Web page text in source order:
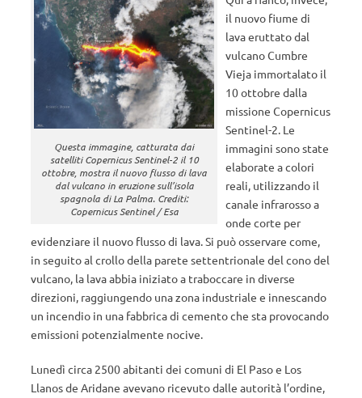
Questa immagine, catturata dai
satelliti Copernicus Sentinel-2 il 10
ottobre, mostra il nuovo flusso di lava
dal vulcano in eruzione sull’isola
spagnola di La Palma. Crediti:
Copernicus Sentinel / Esa
il nuovo fiume di
lava eruttato dal
vulcano Cumbre
Vieja immortalato il
10 ottobre dalla
missione Copernicus
Sentinel-2. Le
immagini sono state
elaborate a colori
reali, utilizzando il
canale infrarosso a
onde corte per
evidenziare il nuovo flusso di lava. Si può osservare come,
in seguito al crollo della parete settentrionale del cono del
vulcano, la lava abbia iniziato a traboccare in diverse
direzioni, raggiungendo una zona industriale e innescando
un incendio in una fabbrica di cemento che sta provocando
emissioni potenzialmente nocive.
Lunedì circa 2500 abitanti dei comuni di El Paso e Los
Llanos de Aridane avevano ricevuto dalle autorità l’ordine,